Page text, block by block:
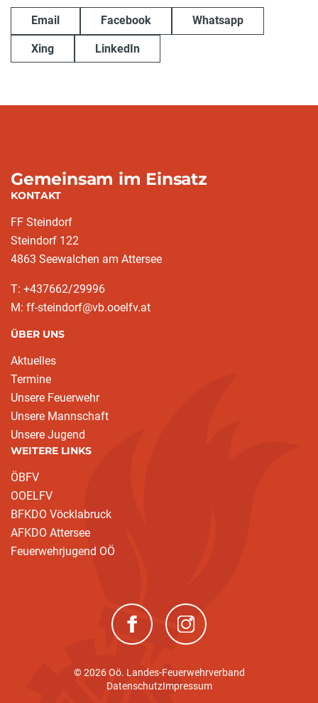
Email Facebook Whatsapp
Xing LinkedIn
Gemeinsam im Einsatz
KONTAKT
FF Steindorf
Steindorf 122
4863 Seewalchen am Attersee
T: +437662/29996
M: ff-steindorf@vb.ooelfv.at
ÜBER UNS
Aktuelles
Termine
Unsere Feuerwehr
Unsere Mannschaft
Unsere Jugend
WEITERE LINKS
ÖBFV
OOELFV
BFKDO Vöcklabruck
AFKDO Attersee
Feuerwehrjugend OÖ
(neues Fenster)(neues Fenster)
© 2026 Oö. Landes-Feuerwehrverband
DatenschutzImpressum